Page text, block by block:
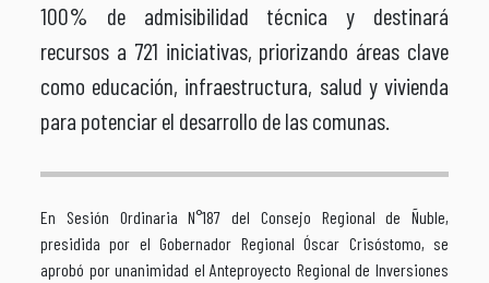
100% de admisibilidad técnica y destinará
recursos a 721 iniciativas, priorizando áreas clave
como educación, infraestructura, salud y vivienda
para potenciar el desarrollo de las comunas.
En Sesión Ordinaria N°187 del Consejo Regional de Ñuble,
presidida por el Gobernador Regional Óscar Crisóstomo, se
aprobó por unanimidad el Anteproyecto Regional de Inversiones